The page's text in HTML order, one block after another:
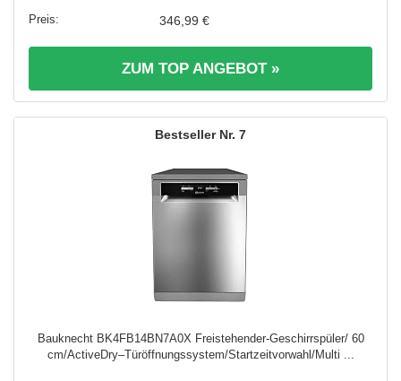
346,99 €
ZUM TOP ANGEBOT »
7
Bauknecht BK4FB14BN7A0X Freistehender-Geschirrspüler/ 60
cm/ActiveDry–Türöffnungssystem/Startzeitvorwahl/Multi ...